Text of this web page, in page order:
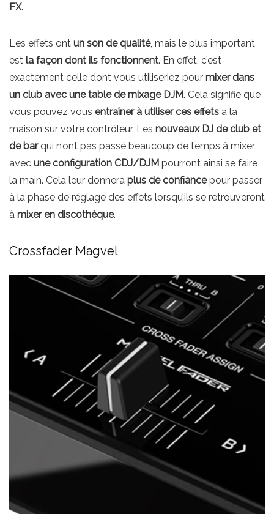
FX.
Les effets ont un son de qualité, mais le plus important
est la façon dont ils fonctionnent. En effet, c’est
exactement celle dont vous utiliseriez pour mixer dans
un club avec une table de mixage DJM. Cela signifie que
vous pouvez vous entraîner à utiliser ces effets à la
maison sur votre contrôleur. Les nouveaux DJ de club et
de barqui n’ont pas passé beaucoup de temps à mixer
avec une configuration CDJ/DJM pourront ainsi se faire
la main. Cela leur donnera plus de confiancepour passer
à la phase de réglage des effets lorsqu’ils se retrouveront
à mixer en discothèque.
Crossfader Magvel